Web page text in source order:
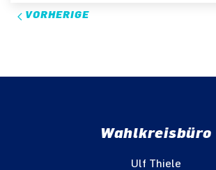
VORHERIGE
Wahlkreisbüro
Ulf Thiele